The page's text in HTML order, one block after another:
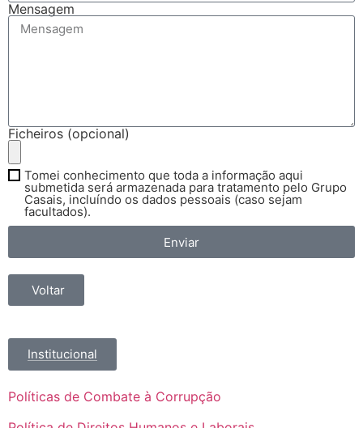
Mensagem
Ficheiros (opcional)
Tomei conhecimento que toda a informação aqui
submetida será armazenada para tratamento pelo Grupo
Casais, incluíndo os dados pessoais (caso sejam
facultados).
Enviar
Voltar
Institucional
Políticas de Combate à Corrupção